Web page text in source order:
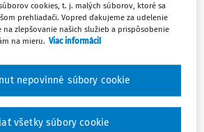
SR – ŠVS Banská
maturita.svsbb.sk/alebo
informačného systému.
povinnýinformovať žiaka
10 dní pred uskutočnením ústnej
skúšky.
cookies, t. j. malých súborov, ktoré sa
prehliadači. Vopred ďakujeme za udelenie
na zlepšovanie našich služieb a prispôsobenie
na mieru. Viac informácií
nepovinné súbory cookie
všetky súbory cookie